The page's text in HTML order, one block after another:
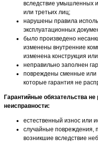
вследствие умышленных
или третьих лиц;
нарушены правила
эксплуатационных
было произведено
изменены внутренние
изменена конструкция
неправильно заполнен
повреждены сменные или
которые гарантия не
Гарантийные обязательства
неисправности:
естественный износ или
случайные повреждения,
возникшие вследствие